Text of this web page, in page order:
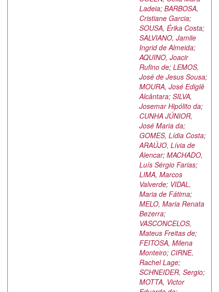
Ladeia; BARBOSA,
Cristiane Garcia;
SOUSA, Érika Costa;
SALVIANO, Jamile
Ingrid de Almeida;
AQUINO, Joacir
Rufino de; LEMOS,
José de Jesus Sousa;
MOURA, José Ediglê
Alcântara; SILVA,
Josemar Hipólito da;
CUNHA JÚNIOR,
José Maria da;
GOMES, Lídia Costa;
ARAÚJO, Lívia de
Alencar; MACHADO,
Luís Sérgio Farias;
LIMA, Marcos
Valverde; VIDAL,
Maria de Fátima;
MELO, Maria Renata
Bezerra;
VASCONCELOS,
Mateus Freitas de;
FEITOSA, Milena
Monteiro; CIRNE,
Rachel Lage;
SCHNEIDER, Sergio;
MOTTA, Victor